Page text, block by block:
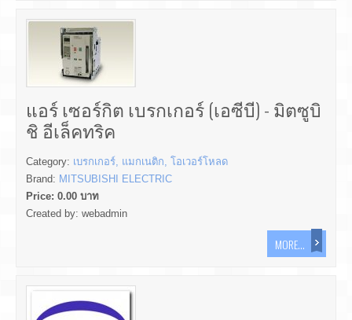
แอร์ เซอร์กิต เบรกเกอร์ (เอซีบี) - มิตซูบิ
ชิ อีเล็คทริค
Category: เบรกเกอร์, แมกเนติก, โอเวอร์โหลด
Brand: MITSUBISHI ELECTRIC
Price: 0.00 บาท
Created by: webadmin
MORE...